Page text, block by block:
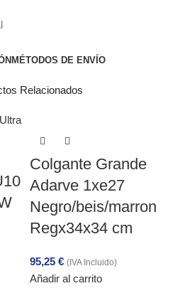
MÉTODOS DE ENVÍO
Relacionados
Colgante Grande
Adarve 1xe27
Negro/beis/marron
Regx34x34 cm
95,25 € (IVA Incluido)
Añadir al carrito